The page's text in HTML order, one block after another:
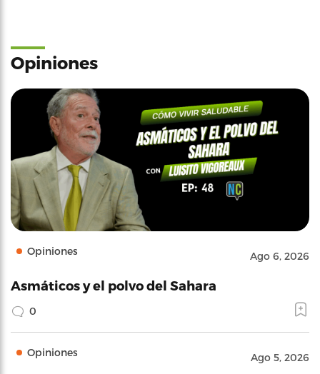
Opiniones
Opiniones Ago 6, 2026
Asmáticos y el polvo del Sahara
0
Opiniones Ago 5, 2026